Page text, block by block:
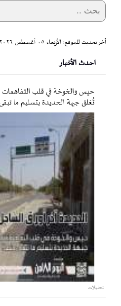
آخر تحديث للموقع: الأربعاء ٠٥ أغسطس ٢٠٢٦
احدث الأخبار
حيس والخوخة في قلب التفاهمات
تُغلق جبهة الحديدة بتسليم ما
تحليلات